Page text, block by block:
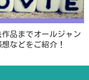
品までオールジャン
などをご紹介！